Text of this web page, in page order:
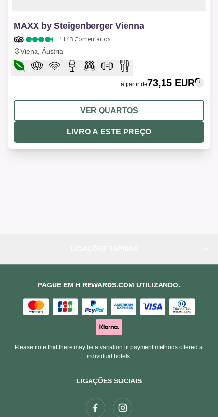
MAXX by Steigenberger Vienna
1143 Comentários
Viena, Áustria
a partir de73,15 EUR
VER QUARTOS
LIVRO A ESTE PREÇO
LIGAÇÕES SOCIAIS
PAGUE EM H REWARDS.COM UTILIZANDO:
Please note that there may be a variation in payment methods offered at
individual hotels.